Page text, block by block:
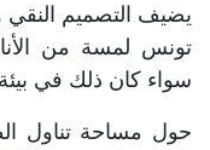
يضيف التصميم النقي
تونس لمسة من
سواء كان ذلك في بيئة
حول مساحة تناول